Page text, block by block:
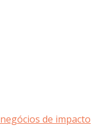
de impacto